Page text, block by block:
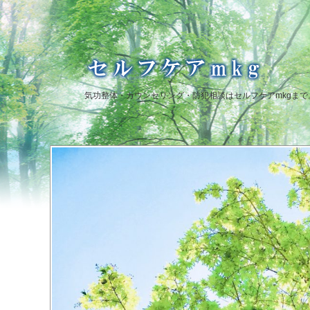
気功整体・カウンセリング・防犯相談はセルフケアmkgまで